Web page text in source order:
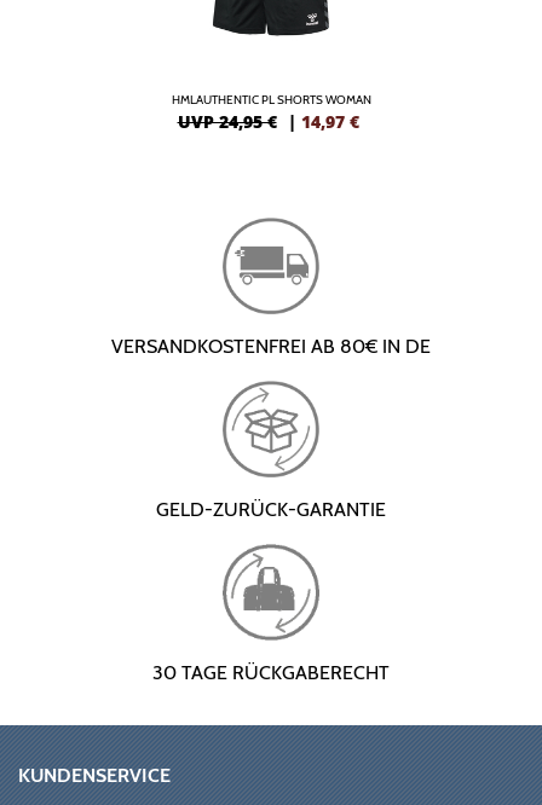
HMLAUTHENTIC PL SHORTS WOMAN
UVP 24,95 € | 14,97 €
VERSANDKOSTENFREI AB 80€ IN DE
GELD-ZURÜCK-GARANTIE
30 TAGE RÜCKGABERECHT
KUNDENSERVICE